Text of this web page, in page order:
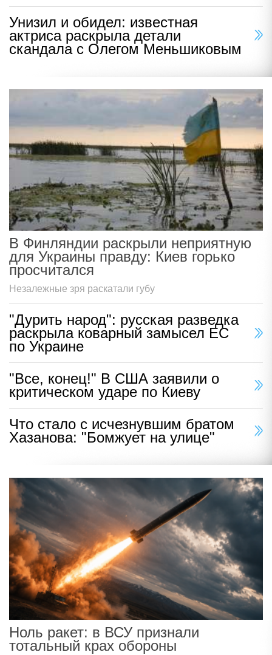
Унизил и обидел: известная
актриса раскрыла детали
скандала с Олегом Меньшиковым
В Финляндии раскрыли неприятную
для Украины правду: Киев горько
просчитался
Незалежные зря раскатали губу
"Дурить народ": русская разведка
раскрыла коварный замысел ЕС
по Украине
"Все, конец!" В США заявили о
критическом ударе по Киеву
Что стало с исчезнувшим братом
Хазанова: "Бомжует на улице"
Ноль ракет: в ВСУ признали
тотальный крах обороны